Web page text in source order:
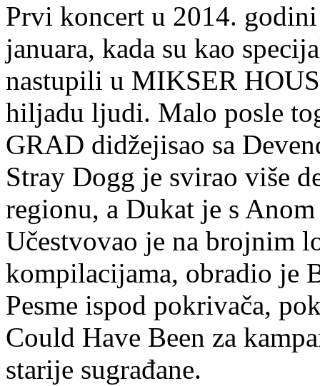
Prvi koncert u 2014.
januara, kada su kao
nastupili u MIKSER
hiljadu ljudi. Malo posle
GRAD didžejisao sa
Stray Dogg je svirao više
regionu, a Dukat je s
Učestvovao je na brojnim
kompilacijama, obradio je
Pesme ispod pokrivača,
Could Have Been za
starije sugrađane.